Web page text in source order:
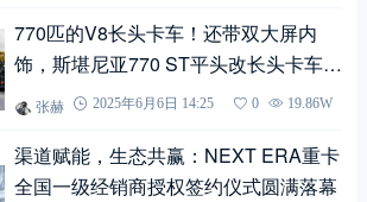
770匹的V8长头卡车！还带双大屏内
饰，斯堪尼亚770 ST平头改长头卡车来
袭 张赫 2025年6月6日 14:25 0 19.86W
渠道赋能，生态共赢：NEXT ERA重卡
全国一级经销商授权签约仪式圆满落幕